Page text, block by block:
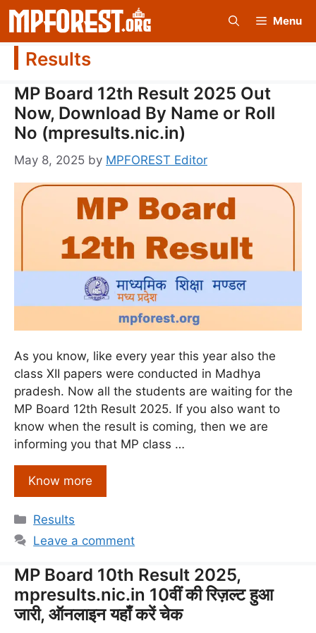
Skip
content
Menu
Results
MP Board 12th Result 2025 Out
Now, Download By Name or Roll
No (mpresults.nic.in)
May 8, 2025 by MPFOREST Editor
As you know, like every year this year also the
class XII papers were conducted in Madhya
pradesh. Now all the students are waiting for the
MP Board 12th Result 2025. If you also want to
know when the result is coming, then we are
informing you that MP class …
Know more
Categories
Results
Leave a comment
MP Board 10th Result 2025,
mpresults.nic.in 10वीं की रिज़ल्ट हुआ
जारी, ऑनलाइन यहाँ करें चेक